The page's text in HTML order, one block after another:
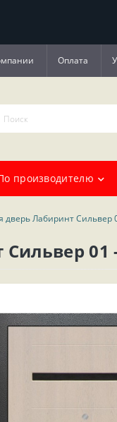
Оплата
производителю
дверь Лабиринт Сильвер
01